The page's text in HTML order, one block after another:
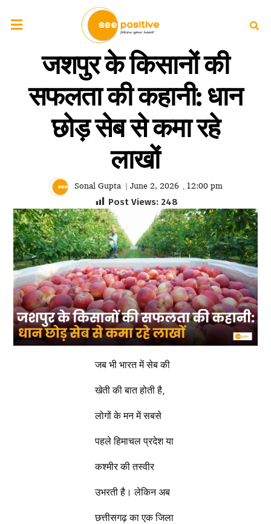
जशपुर के किसानों की
सफलता की कहानी: धान
छोड़ सेब से कमा रहे
लाखों
Sonal Gupta | June 2, 2026 , 12:00 pm
Post Views: 248
जब भी भारत में सेब की
खेती की बात होती है,
लोगों के मन में सबसे
पहले हिमाचल प्रदेश या
कश्मीर की तस्वीर
उभरती है। लेकिन अब
छत्तीसगढ़ का एक जिला